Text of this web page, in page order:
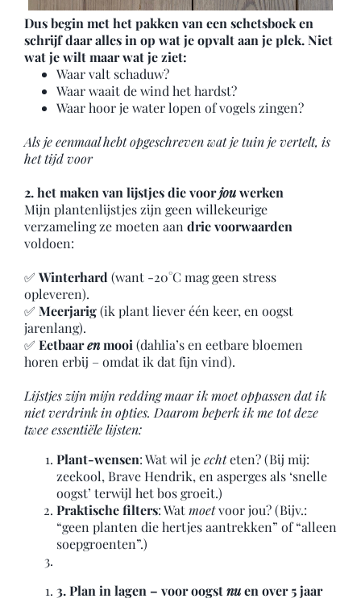
Dus begin met het pakken van een schetsboek en
schrijf daar alles in op wat je opvalt aan je plek. Niet
wat je wilt maar wat je ziet:
Waar valt schaduw?
Waar waait de wind het hardst?
Waar hoor je water lopen of vogels zingen?
Als je eenmaal hebt opgeschreven wat je tuin je vertelt, is
het tijd voor
2. het maken van lijstjes die voorjouwerken
Mijn plantenlijstjes zijn geen willekeurige
verzameling ze moeten aandrie voorwaarden
voldoen:
✅ Winterhard(want -20°C mag geen stress
opleveren).
✅ Meerjarig(ik plant liever één keer, en oogst
jarenlang).
✅ Eetbaarenmooi(dahlia’s en eetbare bloemen
horen erbij – omdat ik dat fijn vind).
Lijstjes zijn mijn redding maar ik moet oppassen dat ik
niet verdrink in opties. Daarom beperk ik me tot deze
twee essentiële lijsten:
Plant-wensen: Wat wil jeechteten? (Bij mij:
zeekool, Brave Hendrik, en asperges als ‘snelle
oogst’ terwijl het bos groeit.)
Praktische filters: Watmoetvoor jou? (Bijv.:
“geen planten die hertjes aantrekken” of “alleen
soepgroenten”.)
3. Plan in lagen – voor oogstnuen over 5 jaar